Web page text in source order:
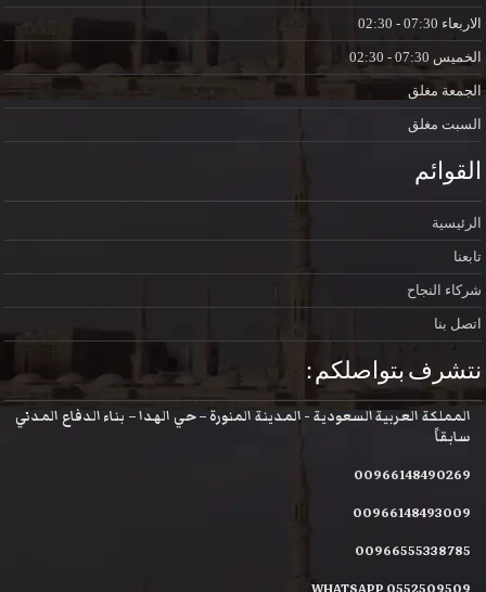
الاربعاء
الخميس
الجمعة مغلق
السبت مغلق
القوائم
الرئيسية
تابعنا
شركاء النجاح
اتصل بنا
نتشرف بتواصلكم :
المملكة العربية السعودية - المدينة المنورة – حي الهدا – بناء الدفاع المدني
سابقاً
00966148490269
00966148493009
00966555338785